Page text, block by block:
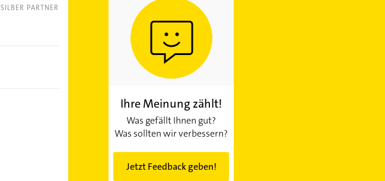
SILBER PARTNER
Ihre Meinung zählt!
Was gefällt Ihnen gut?
Was sollten wir verbessern?
Jetzt Feedback geben!